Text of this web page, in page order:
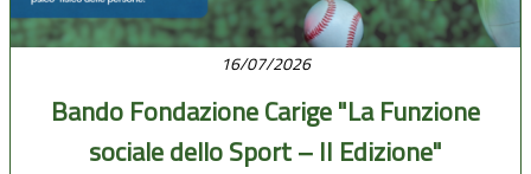
16/07/2026
Bando Fondazione Carige "La Funzione
sociale dello Sport – II Edizione"